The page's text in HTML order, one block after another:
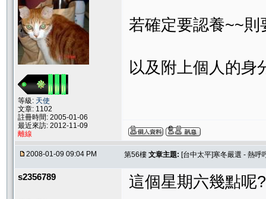
等級: 天使
文章: 1102
註冊時間: 2005-01-06
最近來訪: 2012-11-09
離線
若確定要認養~~
以及附上個人的身
2008-01-09 09:04 PM 第56樓 文章主題: [台中太平]寒冬嚴選 - 熱呼
s2356789 這個星期六幾點呢